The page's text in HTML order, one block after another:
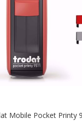
Mobile Pocket Printy